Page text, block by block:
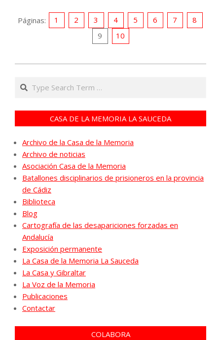
Páginas: 1 2 3 4 5 6 7
8
9
10
08-
Search
CASA DE LA MEMORIA LA SAUCEDA
Archivo de la Casa de la Memoria
Archivo de noticias
Asociación Casa de la Memoria
Batallones disciplinarios de prisioneros en la provincia
de Cádiz
Biblioteca
Blog
Cartografía de las desapariciones forzadas en
Andalucía
Exposición permanente
La Casa de la Memoria La Sauceda
La Casa y Gibraltar
La Voz de la Memoria
Publicaciones
Contactar
COLABORA